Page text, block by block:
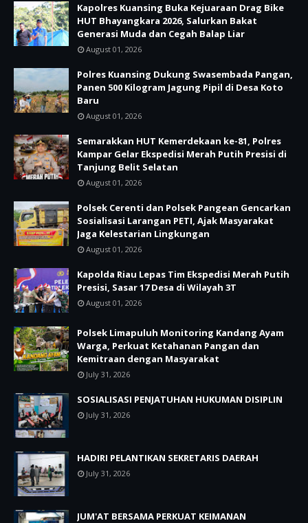
Kapolres Kuansing Buka Kejuaraan Drag Bike
HUT Bhayangkara 2026, Salurkan Bakat
Generasi Muda dan Cegah Balap Liar
August 01, 2026
Polres Kuansing Dukung Swasembada Pangan,
Panen 500 Kilogram Jagung Pipil di Desa Koto
Baru
August 01, 2026
Semarakkan HUT Kemerdekaan ke-81, Polres
Kampar Gelar Ekspedisi Merah Putih Presisi di
Tanjung Belit Selatan
August 01, 2026
Polsek Cerenti dan Polsek Pangean Gencarkan
Sosialisasi Larangan PETI, Ajak Masyarakat
Jaga Kelestarian Lingkungan
August 01, 2026
Kapolda Riau Lepas Tim Ekspedisi Merah Putih
Presisi, Sasar 17 Desa di Wilayah 3T
August 01, 2026
Polsek Limapuluh Monitoring Kandang Ayam
Warga, Perkuat Ketahanan Pangan dan
Kemitraan dengan Masyarakat
July 31, 2026
SOSIALISASI PENJATUHAN HUKUMAN DISIPLIN
July 31, 2026
HADIRI PELANTIKAN SEKRETARIS DAERAH
July 31, 2026
JUM'AT BERSAMA PERKUAT KEIMANAN